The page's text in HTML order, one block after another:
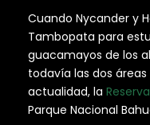
Cuando Nycander y
Tambopata para
guacamayos de los
todavía las dos
actualidad, la
Parque Nacional